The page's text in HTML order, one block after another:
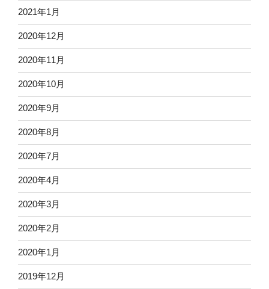
2021年1月
2020年12月
2020年11月
2020年10月
2020年9月
2020年8月
2020年7月
2020年4月
2020年3月
2020年2月
2020年1月
2019年12月